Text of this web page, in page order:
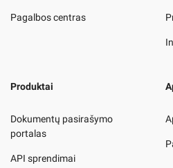
Pagalbos centras
Produktai
Dokumentų pasirašymo
portalas
API sprendimai